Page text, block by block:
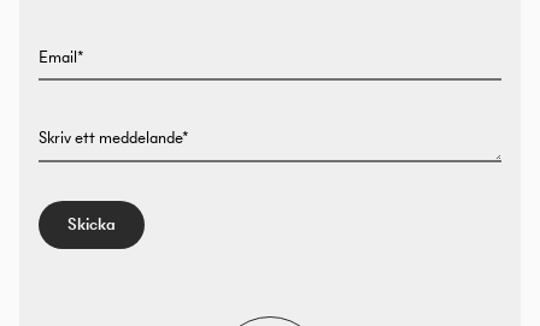
Email*
Skriv ett meddelande*
Skicka